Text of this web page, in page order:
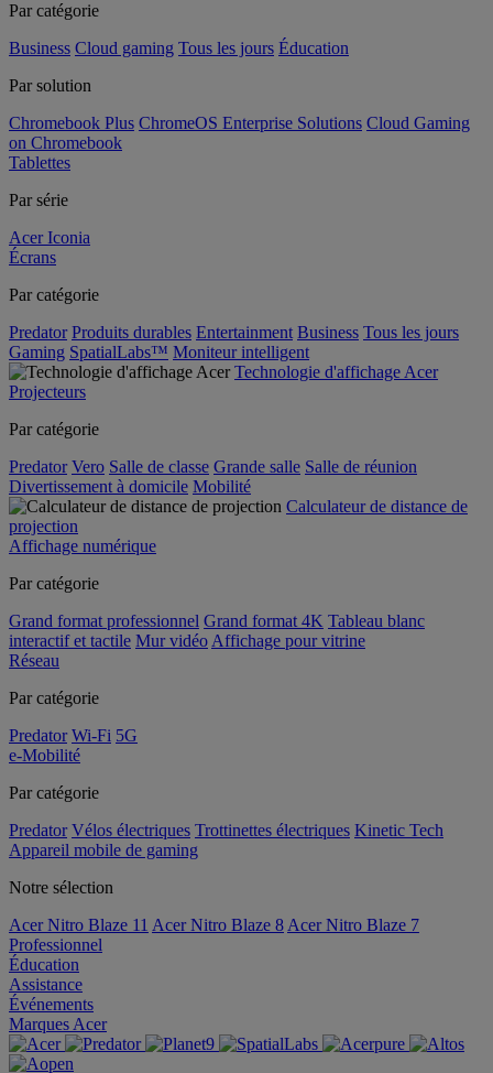
Par catégorie
Business Cloud gaming Tous les jours Éducation
Par solution
Chromebook Plus ChromeOS Enterprise Solutions Cloud Gaming
on Chromebook
Tablettes
Par série
Acer Iconia
Écrans
Par catégorie
Predator Produits durables Entertainment Business Tous les jours
Gaming SpatialLabs™ Moniteur intelligent
Technologie d'affichage Acer
Projecteurs
Par catégorie
Predator Vero Salle de classe Grande salle Salle de réunion
Divertissement à domicile Mobilité
Calculateur de distance de
projection
Affichage numérique
Par catégorie
Grand format professionnel Grand format 4K Tableau blanc
interactif et tactile Mur vidéo Affichage pour vitrine
Réseau
Par catégorie
Predator Wi-Fi 5G
e-Mobilité
Par catégorie
Predator Vélos électriques Trottinettes électriques Kinetic Tech
Appareil mobile de gaming
Notre sélection
Acer Nitro Blaze 11 Acer Nitro Blaze 8 Acer Nitro Blaze 7
Professionnel
Éducation
Assistance
Événements
Marques Acer